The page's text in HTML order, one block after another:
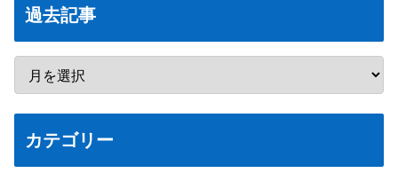
過去記事
カテゴリー